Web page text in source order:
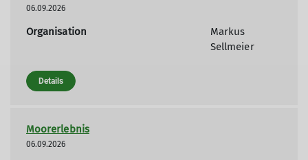
06.09.2026
Organisation
Markus
Sellmeier
Details
Moorerlebnis
06.09.2026